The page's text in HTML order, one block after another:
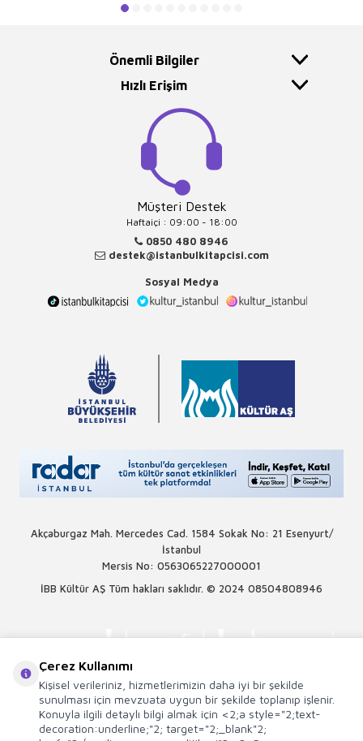
Önemli Bilgiler
Hızlı Erişim
Müşteri Destek
Haftaiçi : 09:00 - 18:00
0850 480 8946
destek@istanbulkitapcisi.com
Sosyal Medya
Akçaburgaz Mah. Mercedes Cad. 1584 Sokak No: 21 Esenyurt/
İstanbul
Mersis No: 0563065227000001
İBB Kültür AŞ Tüm hakları saklıdır. © 2024 08504808946
Çerez Kullanımı
Kişisel verileriniz, hizmetlerimizin daha iyi bir şekilde
sunulması için mevzuata uygun bir şekilde toplanıp işlenir.
Konuyla ilgili detaylı bilgi almak için <2;a style="2;text-
decoration:underline;"2; target="2;_blank"2;